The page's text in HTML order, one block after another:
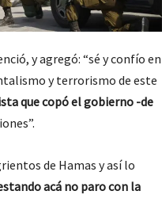
y agregó: “sé y confío en
y terrorismo de este
que copó el gobierno -de
de Hamas y así lo
acá no paro con la